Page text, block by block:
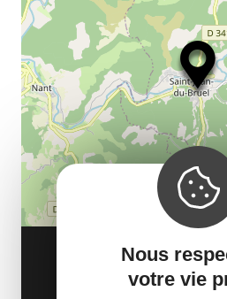
Canyon du
12230 Saint-
Leaflet | Map
Nous
votre vie